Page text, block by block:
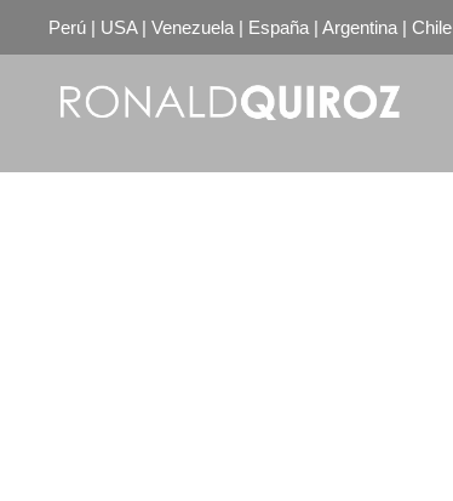
Perú | USA | Venezuela | España | Argentina | Chile